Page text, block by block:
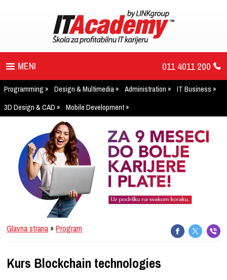
011 4011 200
PROGRAM
UPIS
ŠTA DOBIJATE
UČENJE NA DALJINU
DIPLOME I SERTIFIKATI
O IT AKADEMIJI
Programming Design & Multimedia Administration
IT Business
3D Design & CAD
Mobile Development
Glavna strana»Program
Kurs Blockchain technologies